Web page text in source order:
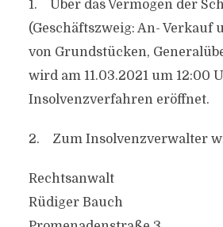
1. Über das Vermögen der
(Geschäftszweig: An- Verkauf
von Grundstücken,
wird am 11.03.2021 um 12:00
Insolvenzverfahren eröffnet.
2. Zum Insolvenzverwalter
Rechtsanwalt
Rüdiger Bauch